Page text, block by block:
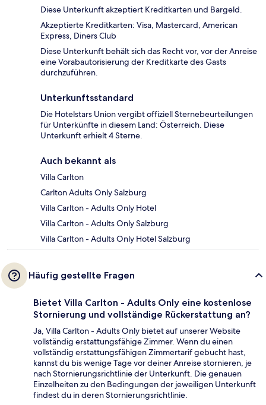
Diese Unterkunft akzeptiert Kreditkarten und Bargeld.
Akzeptierte Kreditkarten: Visa, Mastercard, American
Express, Diners Club
Diese Unterkunft behält sich das Recht vor, vor der Anreise
eine Vorabautorisierung der Kreditkarte des Gasts
durchzuführen.
Unterkunftsstandard
Die Hotelstars Union vergibt offiziell Sternebeurteilungen
für Unterkünfte in diesem Land: Österreich. Diese
Unterkunft erhielt 4 Sterne.
Auch bekannt als
Villa Carlton
Carlton Adults Only Salzburg
Villa Carlton - Adults Only Hotel
Villa Carlton - Adults Only Salzburg
Villa Carlton - Adults Only Hotel Salzburg
Häufig gestellte Fragen
Bietet Villa Carlton - Adults Only eine kostenlose
Stornierung und vollständige Rückerstattung an?
Ja, Villa Carlton - Adults Only bietet auf unserer Website
vollständig erstattungsfähige Zimmer. Wenn du einen
vollständig erstattungsfähigen Zimmertarif gebucht hast,
kannst du bis wenige Tage vor deiner Anreise stornieren, je
nach Stornierungsrichtlinie der Unterkunft. Die genauen
Einzelheiten zu den Bedingungen der jeweiligen Unterkunft
findest du in deren Stornierungsrichtlinie.